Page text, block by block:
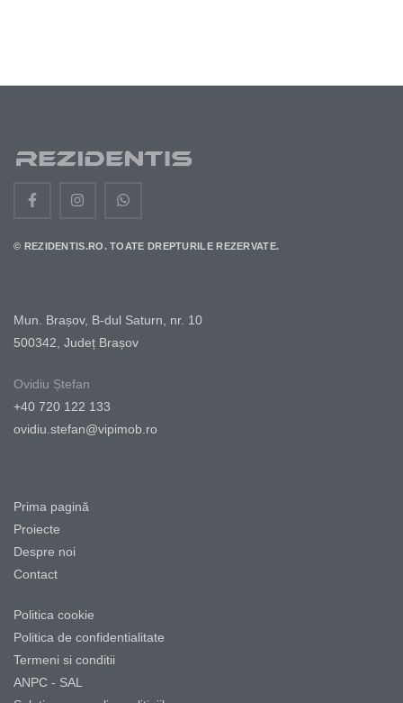
© REZIDENTIS.RO. TOATE DREPTURILE REZERVATE.
Mun. Brașov, B-dul Saturn, nr. 10
500342, Județ Brașov
Ovidiu Ștefan
+40 720 122 133
ovidiu.stefan@vipimob.ro
Prima pagină
Proiecte
Despre noi
Contact
Politica cookie
Politica de confidentialitate
Termeni si conditii
ANPC - SAL